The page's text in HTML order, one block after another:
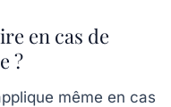
en cas de
?
même en cas